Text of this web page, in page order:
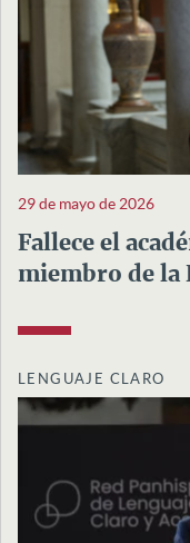
29 de mayo de 2026
Fallece el
miembro de la
LENGUAJE CLARO